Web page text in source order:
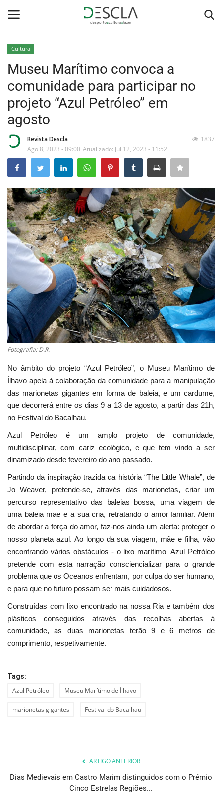
Home
...by Descla
Desporto
Contactos
Sobre Nós
Educação
Estatuto Editorial
Saúde
Ficha técnica
Cultura
Lazer
Ambiente
Cultura
Museu Marítimo convoca a
comunidade para participar no
projeto “Azul Petróleo” em
agosto
Revista Descla
Ago 8, 2023 - 09:00 Atualizado: Jul 12, 2023 - 11:52
1837
Fotografia: D.R.
No âmbito do projeto “Azul Petróleo”, o Museu Marítimo de
Ílhavo apela à colaboração da comunidade para a manipulação
das marionetas gigantes em forma de baleia, e um cardume,
que decorrerá entre os dias 9 a 13 de agosto, a partir das 21h,
no Festival do Bacalhau.
Azul Petróleo é um amplo projeto de comunidade,
multidisciplinar, com cariz ecológico, e que tem vindo a ser
dinamizado desde fevereiro do ano passado.
Partindo da inspiração trazida da história “The Little Whale”, de
Jo Weaver, pretende-se, através das marionetas, criar um
percurso representativo das baleias bossa, uma viagem de
uma baleia mãe e a sua cria, retratando o amor familiar. Além
de abordar a força do amor, faz-nos ainda um alerta: proteger o
nosso planeta azul. Ao longo da sua viagem, mãe e filha, vão
encontrando vários obstáculos - o lixo marítimo. Azul Petróleo
pretende com esta narração consciencializar para o grande
problema que os Oceanos enfrentam, por culpa do ser humano,
e para que no futuro possam ser mais cuidadosos.
Construídas com lixo encontrado na nossa Ria e também dos
plásticos conseguidos através das recolhas abertas à
comunidade, as duas marionetas terão 9 e 6 metros de
comprimento, respetivamente.
Tags:
Azul Petróleo Museu Marítimo de Ílhavo
marionetas gigantes Festival do Bacalhau
ARTIGO ANTERIOR
Dias Medievais em Castro Marim distinguidos com o Prémio
Cinco Estrelas Regiões...